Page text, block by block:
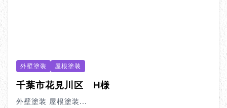
外壁塗装 屋根塗装
千葉市花見川区 H様
外壁塗装 屋根塗装...